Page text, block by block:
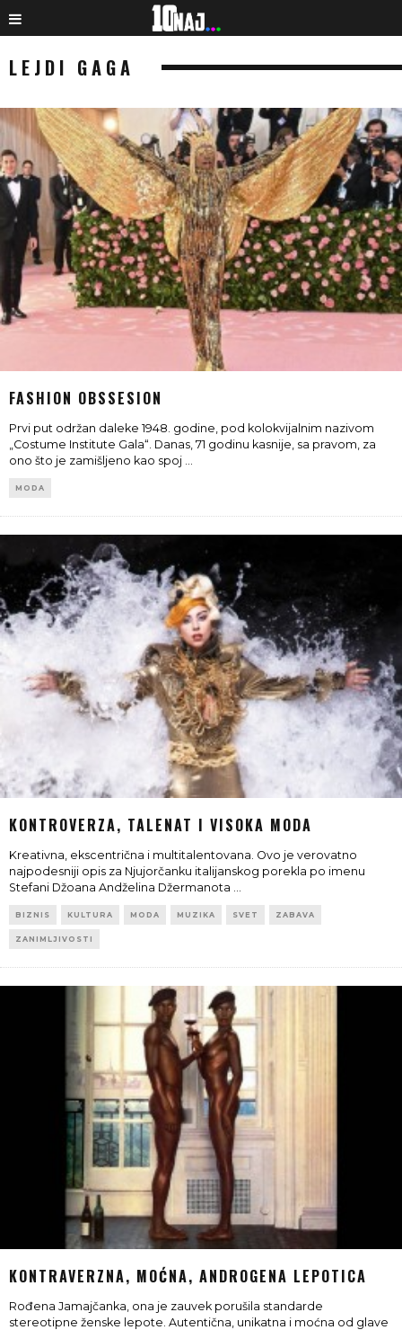
LEJDI GAGA
FASHION OBSSESION
Prvi put održan daleke 1948. godine, pod kolokvijalnim nazivom
„Costume Institute Gala“. Danas, 71 godinu kasnije, sa pravom, za
ono što je zamišljeno kao spoj
MODA
KONTROVERZA, TALENAT I VISOKA MODA
Kreativna, ekscentrična i multitalentovana. Ovo je verovatno
najpodesniji opis za Njujorčanku italijanskog porekla po imenu
Stefani Džoana Andželina Džermanota
BIZNIS KULTURA MODA MUZIKA SVET ZABAVA
ZANIMLJIVOSTI
KONTRAVERZNA, MOĆNA, ANDROGENA LEPOTICA
Rođena Jamajčanka, ona je zauvek porušila standarde
stereotipne ženske lepote. Autentična, unikatna i moćna od glave